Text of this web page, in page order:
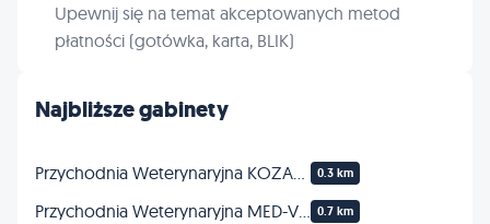
Najbliższe gabinety
0.3 km
0.7 km
Upewnij się na temat akceptowanych metod
płatności (gotówka, karta, BLIK)